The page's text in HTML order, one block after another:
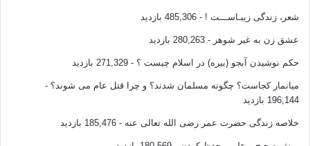
شعر، زندگی زیبـاســـت ! - 485,306 بازدید
عشق زن به غیر شوهر - 280,263 بازدید
حکم نوشیدن آبجو (بیره) در اسلام چیست ؟ - 271,329 بازدید
میانمار کجاست؟ چگونه مسلمان شدند؟ و چرا قتل عام می شوند؟ -
196,144 بازدید
خلاصه زندگی حضرت عمر رضی الله تعالی عنه - 185,476 بازدید